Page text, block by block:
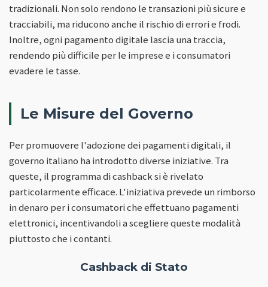
tradizionali. Non solo rendono le transazioni più sicure e
tracciabili, ma riducono anche il rischio di errori e frodi.
Inoltre, ogni pagamento digitale lascia una traccia,
rendendo più difficile per le imprese e i consumatori
evadere le tasse.
Le Misure del Governo
Per promuovere l'adozione dei pagamenti digitali, il
governo italiano ha introdotto diverse iniziative. Tra
queste, il programma di cashback si è rivelato
particolarmente efficace. L'iniziativa prevede un rimborso
in denaro per i consumatori che effettuano pagamenti
elettronici, incentivandoli a scegliere queste modalità
piuttosto che i contanti.
Cashback di Stato